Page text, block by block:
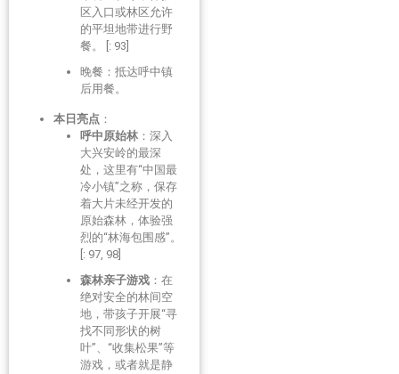
区入口或林区允许
的平坦地带进行野
餐。 [: 93]
晚餐：抵达呼中镇
后用餐。
本日亮点 ：
呼中原始林 ：深入
大兴安岭的最深
处，这里有“中国最
冷小镇”之称，保存
着大片未经开发的
原始森林，体验强
烈的“林海包围感”。
[: 97, 98]
森林亲子游戏 ：在
绝对安全的林间空
地，带孩子开展“寻
找不同形状的树
叶”、“收集松果”等
游戏，或者就是静